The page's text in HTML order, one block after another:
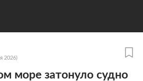
2026)
море затонуло судно